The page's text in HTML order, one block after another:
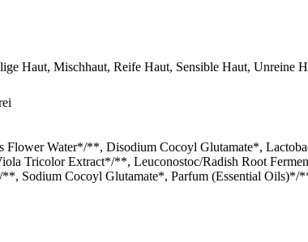
Haut, Mischhaut, Reife Haut, Sensible Haut, Unreine
Water*/**, Disodium Cocoyl Glutamate*,
Tricolor Extract*/**, Leuconostoc/Radish Root
Sodium Cocoyl Glutamate*, Parfum (Essential